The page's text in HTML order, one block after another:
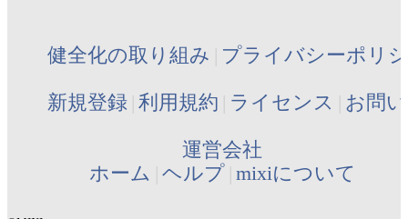
健全化の取り組み プライバシーポリ
新規登録 利用規約 ライセンス お問
運営会社
ホーム ヘルプ mixiについて